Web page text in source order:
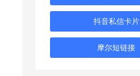
抖音私信卡片
摩尔短链接